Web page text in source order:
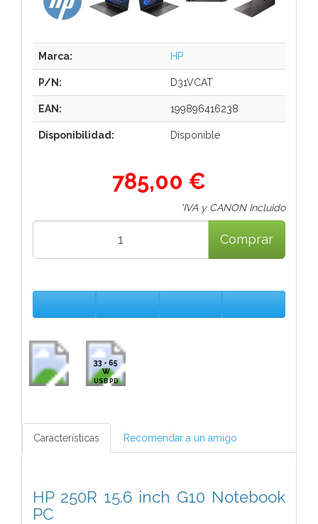
Marca: HP
P/N: D31VCAT
EAN: 199896416238
Disponibilidad: Disponible
785,00 €
*IVA y CANON Incluido
Comprar
33 - 65
W
USB PD
Características Recomendar a un amigo
HP 250R 15.6 inch G10 Notebook
PC